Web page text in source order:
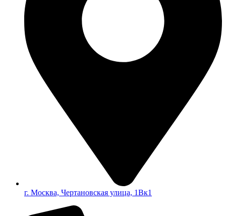
г. Москва, Чертановская улица, 1Вк1